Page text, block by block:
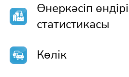
Өнеркәсіп
статистикасы
Көлік